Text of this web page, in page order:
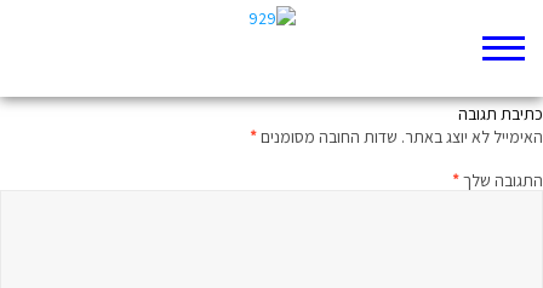
כתיבת תגובה
האימייל לא יוצג באתר. שדות החובה מסומנים*
התגובה שלך*